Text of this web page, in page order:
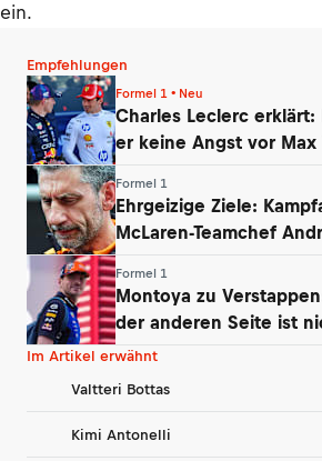
ein.
Empfehlungen
Formel 1 • Neu
Charles Leclerc erklärt:
er keine Angst vor Max
Formel 1
Ehrgeizige Ziele:
McLaren-Teamchef
Formel 1
Montoya zu
der anderen Seite ist
grüner»
Im Artikel erwähnt
Valtteri Bottas
Kimi Antonelli